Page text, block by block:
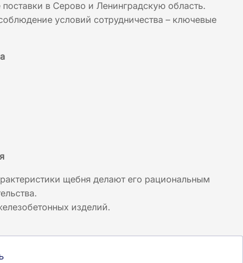
в Серово и Ленинградскую область.
условий сотрудничества – ключевые
щебня делают его рациональным
изделий.